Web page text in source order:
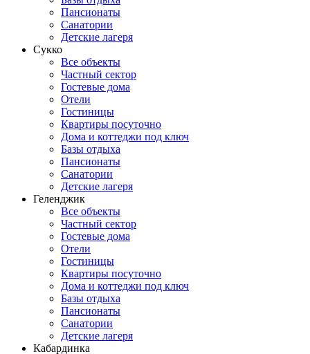
Пансионаты
Санатории
Детские лагеря
Сукко
Все объекты
Частный сектор
Гостевые дома
Отели
Гостиницы
Квартиры посуточно
Дома и коттеджи под ключ
Базы отдыха
Пансионаты
Санатории
Детские лагеря
Геленджик
Все объекты
Частный сектор
Гостевые дома
Отели
Гостиницы
Квартиры посуточно
Дома и коттеджи под ключ
Базы отдыха
Пансионаты
Санатории
Детские лагеря
Кабардинка